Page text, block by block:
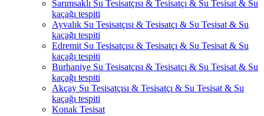
Sarımsaklı Su Tesisatçısı & Tesisatçı & Su Tesisat & Su
kaçağı tespiti
Ayvalık Su Tesisatçısı & Tesisatçı & Su Tesisat & Su
kaçağı tespiti
Edremit Su Tesisatçısı & Tesisatçı & Su Tesisat & Su
kaçağı tespiti
Burhaniye Su Tesisatçısı & Tesisatçı & Su Tesisat & Su
kaçağı tespiti
Akçay Su Tesisatçısı & Tesisatçı & Su Tesisat & Su
kaçağı tespiti
Konak Tesisat